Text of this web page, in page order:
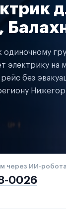
одиночному
электрику на
без
через ИИ-робота
0026